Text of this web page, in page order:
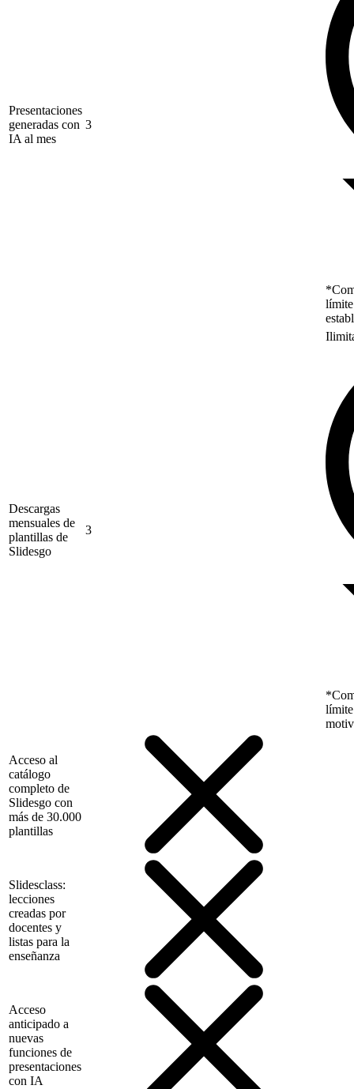
Presentaciones
generadas con
IA al mes
3
Descargas
mensuales de
plantillas de
Slidesgo
3
límite
Acceso al
catálogo
completo de
Slidesgo con
más de 30.000
plantillas
Slidesclass:
lecciones
creadas por
docentes y
listas para la
enseñanza
Acceso
anticipado a
nuevas
funciones de
presentaciones
con IA